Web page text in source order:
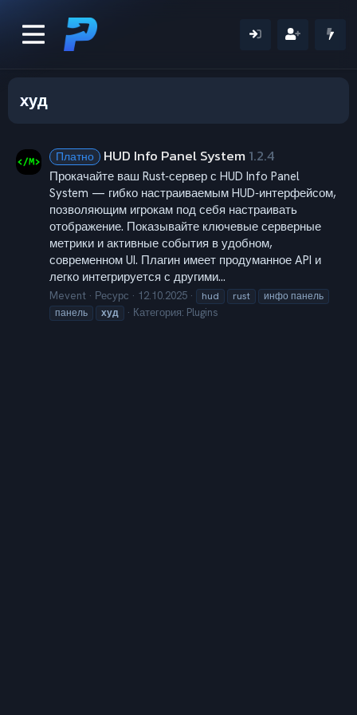
худ
Платно HUD Info Panel System1.2.4
Прокачайте ваш Rust‑сервер с HUD Info Panel
System — гибко настраиваемым HUD‑интерфейсом,
позволяющим игрокам под себя настраивать
отображение. Показывайте ключевые серверные
метрики и активные события в удобном,
современном UI. Плагин имеет продуманное API и
легко интегрируется с другими...
Mevent Ресурс 12.10.2025 hud rust
инфо панель
панель
худ Категория: Plugins